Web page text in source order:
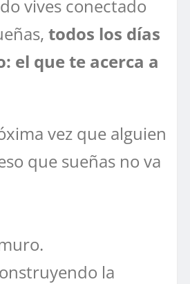
vives conectado
todos los días
el que te acerca a
vez que alguien
que sueñas no va
la